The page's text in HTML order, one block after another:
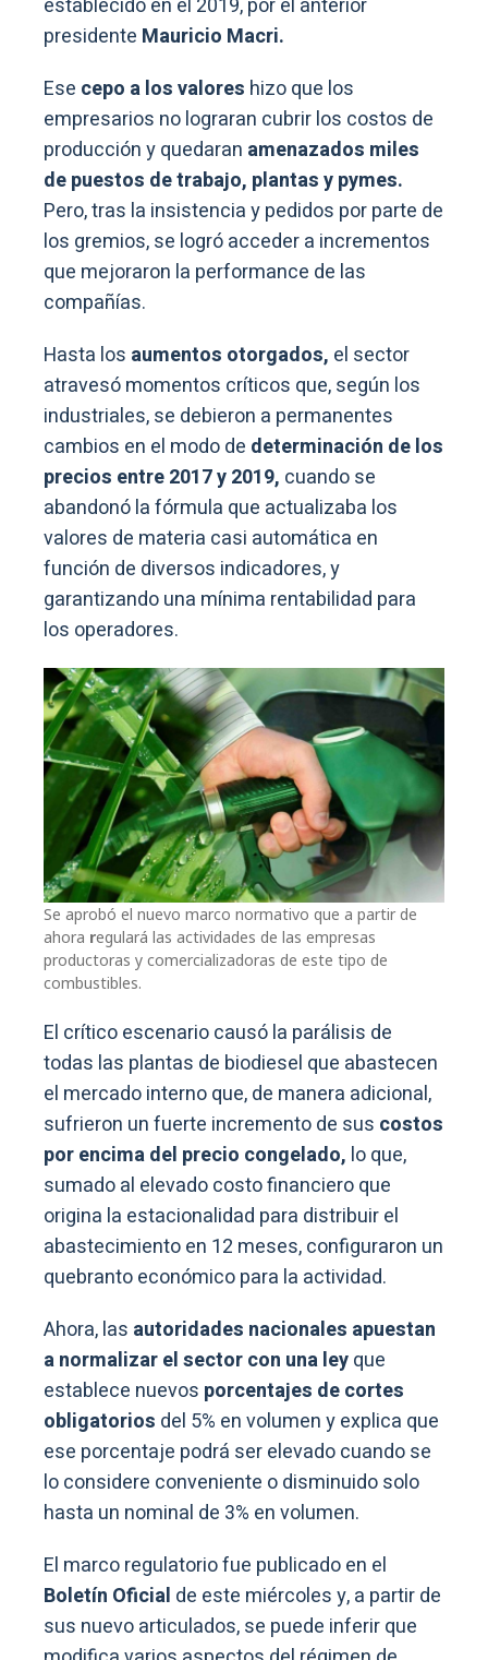
establecido en el 2019, por el anterior
presidente Mauricio Macri.
Ese cepo a los valores hizo que los
empresarios no lograran cubrir los costos de
producción y quedaran amenazados miles
de puestos de trabajo, plantas y pymes.
Pero, tras la insistencia y pedidos por parte de
los gremios, se logró acceder a incrementos
que mejoraron la performance de las
compañías.
Hasta los aumentos otorgados, el sector
atravesó momentos críticos que, según los
industriales, se debieron a permanentes
cambios en el modo de determinación de los
precios entre 2017 y 2019, cuando se
abandonó la fórmula que actualizaba los
valores de materia casi automática en
función de diversos indicadores, y
garantizando una mínima rentabilidad para
los operadores.
Se aprobó el nuevo marco normativo que a partir de
ahora regulará las actividades de las empresas
productoras y comercializadoras de este tipo de
combustibles.
El crítico escenario causó la parálisis de
todas las plantas de biodiesel que abastecen
el mercado interno que, de manera adicional,
sufrieron un fuerte incremento de sus costos
por encima del precio congelado, lo que,
sumado al elevado costo financiero que
origina la estacionalidad para distribuir el
abastecimiento en 12 meses, configuraron un
quebranto económico para la actividad.
Ahora, las autoridades nacionales apuestan
a normalizar el sector con una leyque
establece nuevos porcentajes de cortes
obligatorios del 5% en volumen y explica que
ese porcentaje podrá ser elevado cuando se
lo considere conveniente o disminuido solo
hasta un nominal de 3% en volumen.
El marco regulatorio fue publicado en el
Boletín Oficial de este miércoles y, a partir de
sus nuevo articulados, se puede inferir que